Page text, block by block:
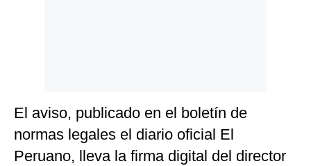
El aviso, publicado en el boletín de
normas legales el diario oficial El
Peruano, lleva la firma digital del director